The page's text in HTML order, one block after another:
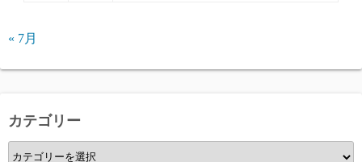
« 7月
カテゴリー
カ